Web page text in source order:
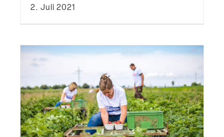
2. Juli 2021